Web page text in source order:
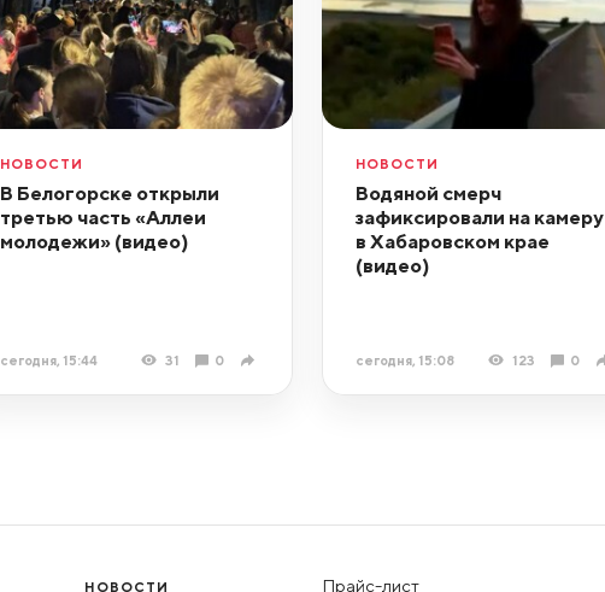
НОВОСТИ
В Белогорске открыли
третью часть «Аллеи
молодежи» (видео)
сегодня, 15:44 31 0
НОВОСТИ
Водяной смерч
зафиксировали на камеру
в Хабаровском крае
(видео)
сегодня, 15:08 123 0
НОВОСТИ Прайс-лист